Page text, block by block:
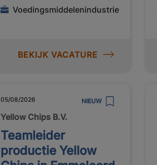
Voedingsmiddelenindustrie
BEKIJK VACATURE
05/08/2026 NIEUW
Yellow Chips B.V.
Teamleider
productie Yellow